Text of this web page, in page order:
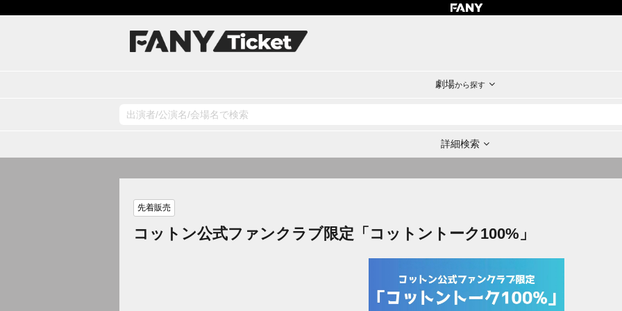
劇場から探す
詳細検索
先着販売
コットン公式ファンクラブ限定「コットントーク100%」